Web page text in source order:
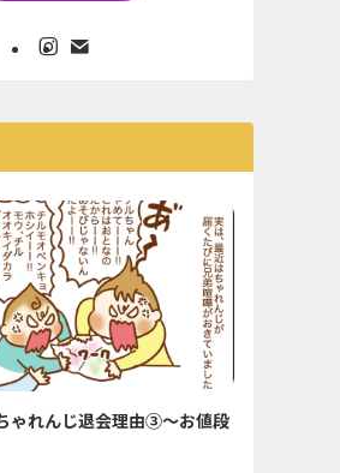
ゃれんじ退会理由③〜お値段